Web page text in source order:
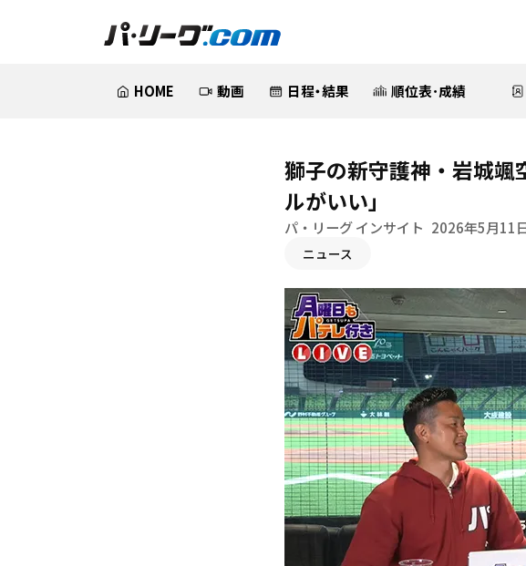
HOME 動画 日程・結果 順位表･成績
獅子の新守護神・岩城
ルがいい」
パ・リーグ インサイト 2026年5月11
ニュース